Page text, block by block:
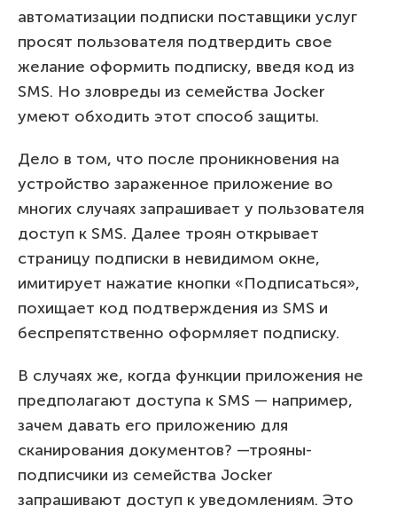
автоматизации подписки поставщики услуг
просят пользователя подтвердить свое
желание оформить подписку, введя код из
SMS. Но зловреды из семейства Jocker
умеют обходить этот способ защиты.
Дело в том, что после проникновения на
устройство зараженное приложение во
многих случаях запрашивает у пользователя
доступ к SMS. Далее троян открывает
страницу подписки в невидимом окне,
имитирует нажатие кнопки «Подписаться»,
похищает код подтверждения из SMS и
беспрепятственно оформляет подписку.
В случаях же, когда функции приложения не
предполагают доступа к SMS — например,
зачем давать его приложению для
сканирования документов? —трояны-
подписчики из семейства Jocker
запрашивают доступ к уведомлениям. Это